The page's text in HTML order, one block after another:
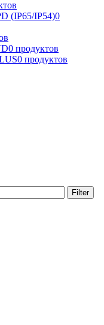
(IP65/IP54)0
0 продуктов
0 продуктов
Filter